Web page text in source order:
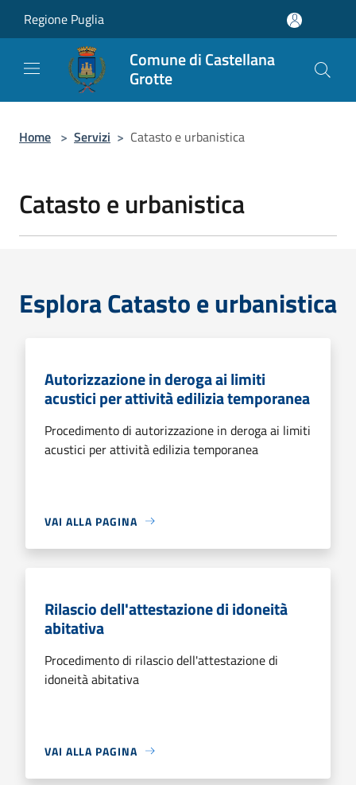
Regione Puglia
Comune di Castellana
Grotte
Home > Servizi > Catasto e urbanistica
Catasto e urbanistica
Esplora Catasto e urbanistica
Autorizzazione in deroga ai limiti
acustici per attività edilizia temporanea
Procedimento di autorizzazione in deroga ai limiti
acustici per attività edilizia temporanea
VAI ALLA PAGINA
Rilascio dell'attestazione di idoneità
abitativa
Procedimento di rilascio dell'attestazione di
idoneità abitativa
VAI ALLA PAGINA